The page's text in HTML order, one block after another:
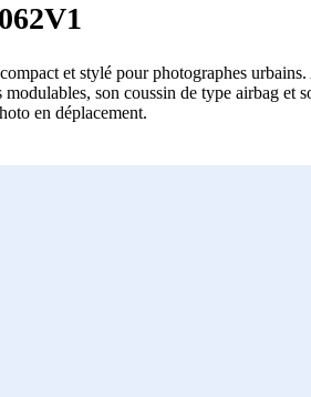
et stylé pour photographes
son coussin de type airbag
en déplacement.